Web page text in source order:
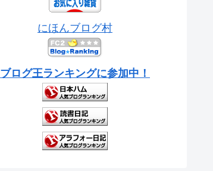
にほんブログ村
ブログ王ランキングに参加中！